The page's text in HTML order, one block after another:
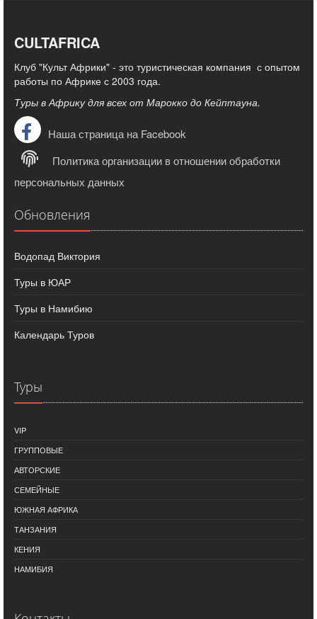
CULTAFRICA
Клуб "Культ Африки" - это туристическая компания с опытом
работы по Африке с 2003 года.
Туры в Африку для всех от Марокко до Кейптауна.
Наша страница на Facebook
Политика организации в отношении обработки
персональных данных
Обновления
Водопад Виктория
Туры в ЮАР
Туры в Намибию
Календарь Туров
Туры
VIP
ГРУППОВЫЕ
АВТОРСКИЕ
СЕМЕЙНЫЕ
ЮЖНАЯ АФРИКА
ТАНЗАНИЯ
КЕНИЯ
НАМИБИЯ